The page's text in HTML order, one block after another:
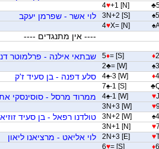
♣
4♥+1 [N]
♠5
3N+2 [S] לוי אשר - שפרמן יעקב
♠
4♥X= [N]
---- אין מתנגדים ----
♦2
5♦= [S] שבתאי אילנה - פרלמוטר
♠3
2♣= [W]
♦4
4♠-3 [W] סלע דפנה - בן סעיד ז'ק
♣
7♠-1 [S]
♥J
4♠-1 [W] ממרוד מרסל - סוסינסקי
♥
3N+3 [W]
♠4
3N+2 [W] טולדנו רפאל - בן סעיד
♥7
3N+1 [N]
♥
2N+3 [E] לוי אליאט - מרציאנו ליאון
♦6
6♥= [S]